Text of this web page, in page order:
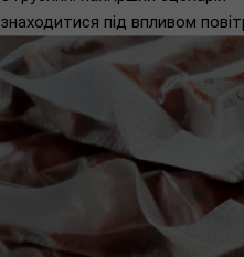
знаходитися під впливом